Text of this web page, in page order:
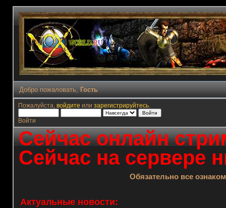
Добро пожаловать, Гость
Пожалуйста, войдите или зарегистрируйтесь.
Войти
Сейчас онлайн
Сейчас на сервере
Обязательно все
Актуальные новости: